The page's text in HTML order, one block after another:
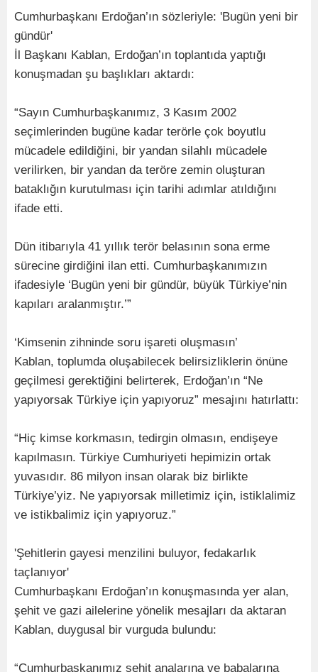
Cumhurbaşkanı Erdoğan’ın sözleriyle: 'Bugün yeni bir
gündür'
İl Başkanı Kablan, Erdoğan’ın toplantıda yaptığı
konuşmadan şu başlıkları aktardı:
“Sayın Cumhurbaşkanımız, 3 Kasım 2002
seçimlerinden bugüne kadar terörle çok boyutlu
mücadele edildiğini, bir yandan silahlı mücadele
verilirken, bir yandan da teröre zemin oluşturan
bataklığın kurutulması için tarihi adımlar atıldığını
ifade etti.
Dün itibarıyla 41 yıllık terör belasının sona erme
sürecine girdiğini ilan etti. Cumhurbaşkanımızın
ifadesiyle ‘Bugün yeni bir gündür, büyük Türkiye’nin
kapıları aralanmıştır.’”
‘Kimsenin zihninde soru işareti oluşmasın’
Kablan, toplumda oluşabilecek belirsizliklerin önüne
geçilmesi gerektiğini belirterek, Erdoğan’ın “Ne
yapıyorsak Türkiye için yapıyoruz” mesajını hatırlattı:
“Hiç kimse korkmasın, tedirgin olmasın, endişeye
kapılmasın. Türkiye Cumhuriyeti hepimizin ortak
yuvasıdır. 86 milyon insan olarak biz birlikte
Türkiye’yiz. Ne yapıyorsak milletimiz için, istiklalimiz
ve istikbalimiz için yapıyoruz.”
'Şehitlerin gayesi menzilini buluyor, fedakarlık
taçlanıyor'
Cumhurbaşkanı Erdoğan’ın konuşmasında yer alan,
şehit ve gazi ailelerine yönelik mesajları da aktaran
Kablan, duygusal bir vurguda bulundu:
“Cumhurbaşkanımız şehit analarına ve babalarına